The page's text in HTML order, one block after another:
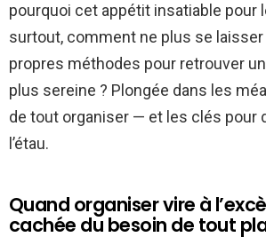
pourquoi cet appétit insatiable pour
surtout, comment ne plus se
propres méthodes pour retrouver
plus sereine ? Plongée dans les
de tout organiser — et les clés pour
l’étau.
Quand organiser vire à
cachée du besoin de tout